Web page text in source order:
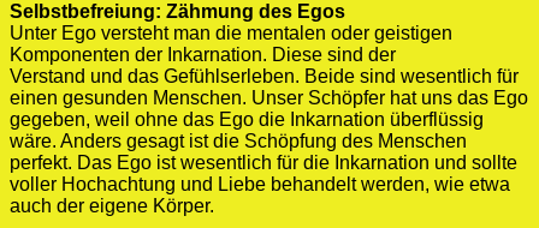
Selbstbefreiung: Zähmung des Egos
Unter Ego versteht man die mentalen oder geistigen
Komponenten der Inkarnation. Diese sind der
Verstand und das Gefühlserleben. Beide sind wesentlich für
einen gesunden Menschen. Unser Schöpfer hat uns das Ego
gegeben, weil ohne das Ego die Inkarnation überflüssig
wäre. Anders gesagt ist die Schöpfung des Menschen
perfekt. Das Ego ist wesentlich für die Inkarnation und sollte
voller Hochachtung und Liebe behandelt werden, wie etwa
auch der eigene Körper.